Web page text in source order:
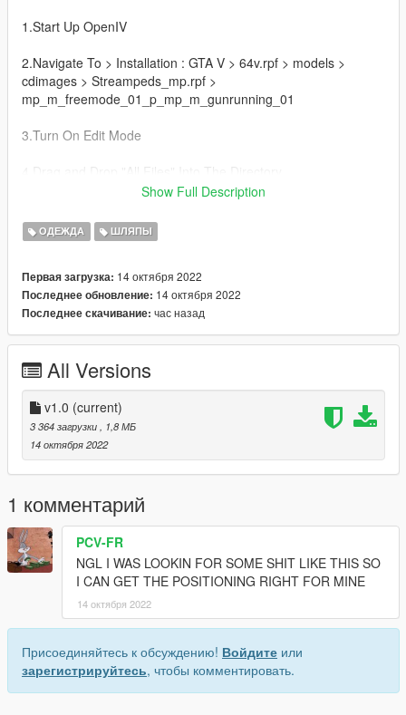
1.Start Up OpenIV
2.Navigate To > Installation : GTA V > 64v.rpf > models >
cdimages > Streampeds_mp.rpf >
mp_m_freemode_01_p_mp_m_gunrunning_01
3.Turn On Edit Mode
& Enjoy More To Come
Join my discord for more ! :
Show Full Description
ОДЕЖДА ШЛЯПЫ
Первая загрузка: 14 октября 2022
Последнее обновление: 14 октября 2022
Последнее скачивание: час назад
All Versions
v1.0 (current)
3 364 загрузки
, 1,8 МБ
14 октября 2022
1 комментарий
PCV-FR
NGL I WAS LOOKIN FOR SOME SHIT LIKE THIS SO
I CAN GET THE POSITIONING RIGHT FOR MINE
14 октября 2022
Присоединяйтесь к обсуждению! Войдите или
зарегистрируйтесь, чтобы комментировать.